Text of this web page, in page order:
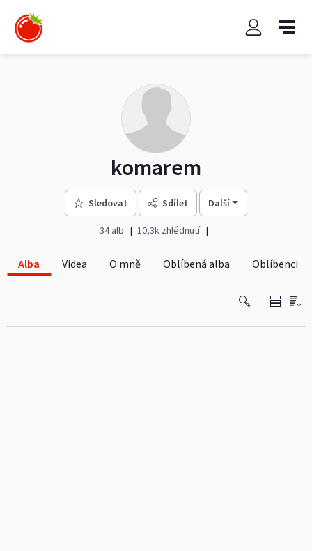
komarem
Sledovat Sdílet Další
34 alb 10,3k zhlédnutí
Alba Videa O mně Oblíbená alba Oblíbenci